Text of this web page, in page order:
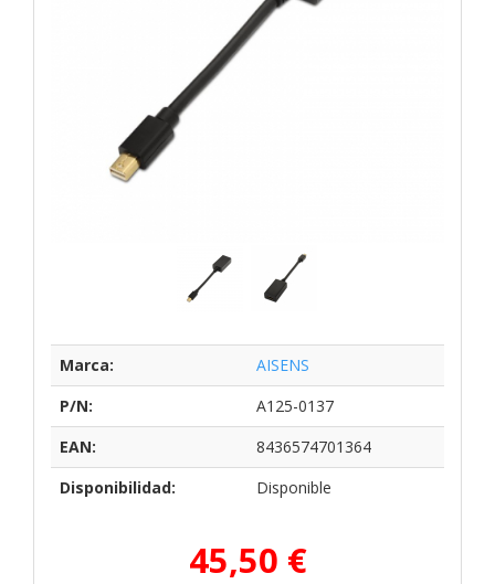
Marca:
AISENS
P/N:
A125-0137
EAN:
8436574701364
Disponibilidad:
Disponible
45,50 €